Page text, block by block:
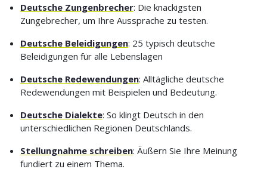
Deutsche Zungenbrecher: Die knackigsten
Zungebrecher, um Ihre Aussprache zu testen.
Deutsche Beleidigungen: 25 typisch deutsche
Beleidigungen für alle Lebenslagen
Deutsche Redewendungen: Alltägliche deutsche
Redewendungen mit Beispielen und Bedeutung.
Deutsche Dialekte: So klingt Deutsch in den
unterschiedlichen Regionen Deutschlands.
Stellungnahme schreiben: Äußern Sie Ihre Meinung
fundiert zu einem Thema.